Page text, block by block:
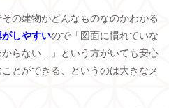
の建物がどんなものなのかわかる
がしやすいので「図面に慣れていな
らない…」という方がいても安心
とができる、というのは大きなメ